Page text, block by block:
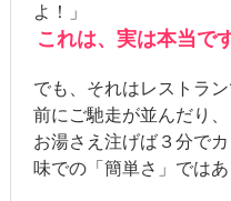
よ！」
これは、実は本当で
でも、それはレストラ
前にご馳走が並んだり、
お湯さえ注げば３分で
味での「簡単さ」ではあ